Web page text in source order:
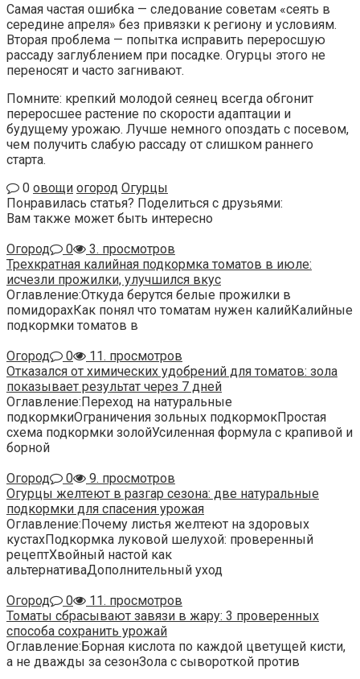
Самая частая ошибка — следование советам «сеять в
середине апреля» без привязки к региону и условиям.
Вторая проблема — попытка исправить переросшую
рассаду заглублением при посадке. Огурцы этого не
переносят и часто загнивают.
Помните: крепкий молодой сеянец всегда обгонит
переросшее растение по скорости адаптации и
будущему урожаю. Лучше немного опоздать с посевом,
чем получить слабую рассаду от слишком раннего
старта.
0 овощи огород Огурцы
Понравилась статья? Поделиться с друзьями:
Вам также может быть интересно
Огород
0
3. просмотров
Трехкратная калийная подкормка томатов в июле:
исчезли прожилки, улучшился вкус
Оглавление:Откуда берутся белые прожилки в
помидорахКак понял что томатам нужен калийКалийные
подкормки томатов в
Огород
0
11. просмотров
Отказался от химических удобрений для томатов: зола
показывает результат через 7 дней
Оглавление:Переход на натуральные
подкормкиОграничения зольных подкормокПростая
схема подкормки золойУсиленная формула с крапивой и
борной
Огород
0
9. просмотров
Огурцы желтеют в разгар сезона: две натуральные
подкормки для спасения урожая
Оглавление:Почему листья желтеют на здоровых
кустахПодкормка луковой шелухой: проверенный
рецептХвойный настой как
альтернативаДополнительный уход
Огород
0
11. просмотров
Томаты сбрасывают завязи в жару: 3 проверенных
способа сохранить урожай
Оглавление:Борная кислота по каждой цветущей кисти,
а не дважды за сезонЗола с сывороткой против